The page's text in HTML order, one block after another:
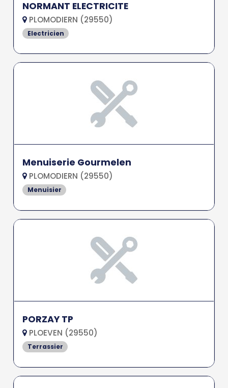
NORMANT ELECTRICITE
PLOMODIERN (29550)
Electricien
Menuiserie Gourmelen
PLOMODIERN (29550)
Menuisier
PORZAY TP
PLOEVEN (29550)
Terrassier